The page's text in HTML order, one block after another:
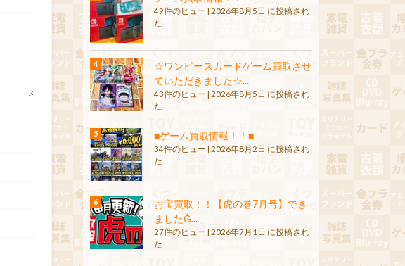
49件のビュー | 2026年8月5日 に投稿され
た
☆ワンピースカードゲーム買取させ
ていただきました☆...
43件のビュー
2026年8月5日 に投稿され
た
■ゲーム買取情報！！■
34件のビュー | 2026年8月2日 に投稿され
た
お宝買取！！【虎の巻7月号】でき
ましたǴ...
27件のビュー
2026年7月1日 に投稿され
た